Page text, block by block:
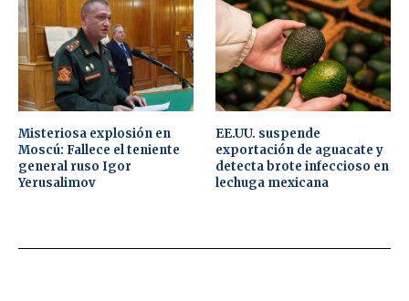
Misteriosa explosión en
Moscú: Fallece el teniente
general ruso Igor
Yerusalimov
EE.UU. suspende
exportación de aguacate y
detecta brote infeccioso en
lechuga mexicana